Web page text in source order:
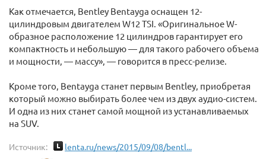
Как отмечается, Bentley Bentayga оснащен 12-
цилиндровым двигателем W12 TSI. «Оригинальное W-
образное расположение 12 цилиндров гарантирует его
компактность и небольшую — для такого рабочего объема
и мощности, — массу», — говорится в пресс-релизе.
Кроме того, Bentayga станет первым Bentley, приобретая
который можно выбирать более чем из двух аудио-систем.
И одна из них станет самой мощной из устанавливаемых
на SUV.
Источник: lenta.ru/news/2015/09/08/bentl...